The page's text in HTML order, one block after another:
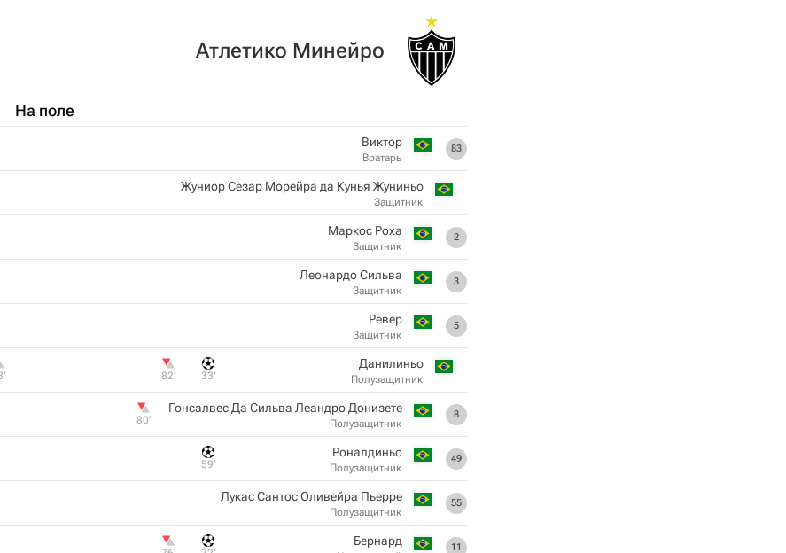
На поле
Атлетико Минейро
83
Виктор
Вратарь
Жуниор Сезар Морейра да Кунья Жуниньо
Защитник
2
Маркос Роха
Защитник
3
Леонардо Сильва
Защитник
5
Ревер
Защитник
Данилиньо
Полузащитник
33‎’‎
82‎’‎
8
Гонсалвес Да Сильва Леандро Донизете
Полузащитник
80‎’‎
49
Роналдиньо
Полузащитник
59‎’‎
55
Лукас Сантос Оливейра Пьерре
Полузащитник
11
Бернард